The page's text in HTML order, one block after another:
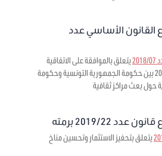
الأساسي عدد
يتعلق بالموافقة على الاتفاقية
المبرمة بتاريخ 13 ماي 2017 بين حكومة الجمهورية التونسية وحكومة
حول بعث مراكز ثقافية
عدد 2019/22 برمته
يتعلق بتحفيز الاستثمار وتحسين مناخ